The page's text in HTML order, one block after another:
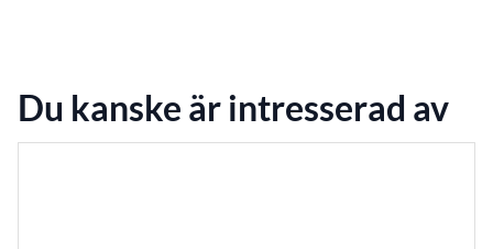
Du kanske är intresserad av